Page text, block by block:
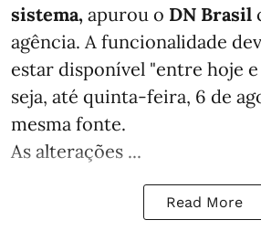
sistema, apurou o DN Brasil
agência. A funcionalidade
estar disponível "entre hoje e
seja, até quinta-feira, 6 de
mesma fonte.
As alterações ...
Read More